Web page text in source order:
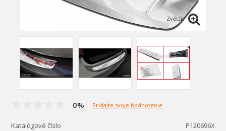
Zvětšit
0% Pridajte svoje hodnotenie
Katalógové číslo
P120696X